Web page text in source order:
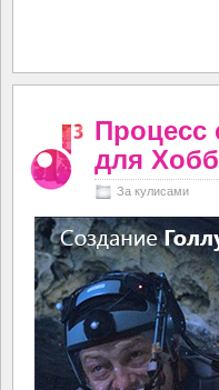
Процесс
для
За кулисами